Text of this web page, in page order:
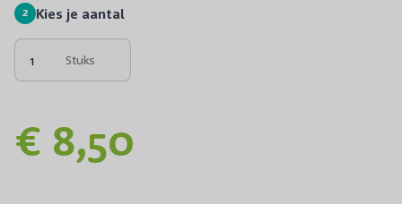
2 Kies je aantal
Stuks
€ 8,50